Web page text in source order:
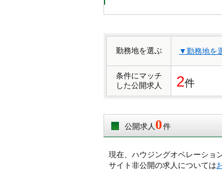
勤務地を選ぶ ▼勤務地を
条件にマッチ
した公開求人
2件
公開求人 0件
現在、ハウジングオペレーショ
サイト非公開の求人については